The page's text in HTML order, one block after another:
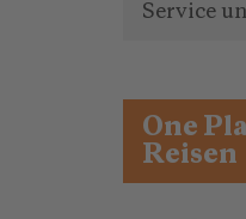
Service
One
Reisen